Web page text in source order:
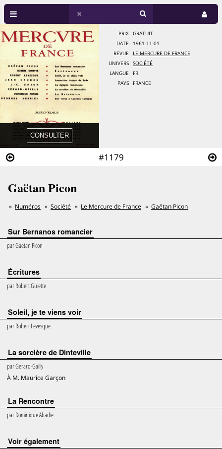
#1179
PRIX
GRATUIT
DATE
1961-11-01
REVUE
LE MERCURE DE FRANCE
UNIVERS
SOCIÉTÉ
LANGUE
FR
PAYS
FRANCE
Gaëtan Picon
Numéros Société Le Mercure de France Gaëtan Picon
Sur Bernanos romancier
parGaëtan Picon
Écritures
parRobert Guiette
Soleil, je te viens voir
parRobert Levesque
La sorcière de Dinteville
parGerard-Gailly
À M. Maurice Garçon
La Rencontre
parDominique Abadie
voir également